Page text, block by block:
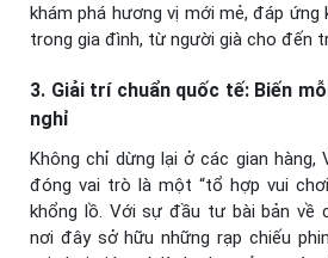
khám phá hương vị mới mẻ, đáp ứng
trong gia đình, từ người già cho đến
3. Giải trí chuẩn quốc tế: Biến
nghỉ
Không chỉ dừng lại ở các gian hàng,
đóng vai trò là một “tổ hợp vui
khổng lồ. Với sự đầu tư bài bản về
nơi đây sở hữu những rạp chiếu